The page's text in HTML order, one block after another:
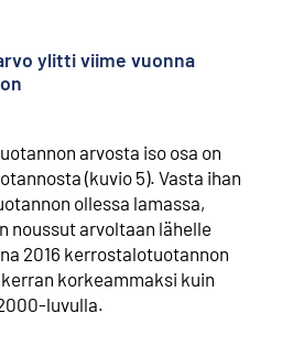
ylitti viime vuonna
arvosta iso osa on
(kuvio 5). Vasta ihan
ollessa lamassa,
noussut arvoltaan lähelle
2016 kerrostalo­tuotannon
korkeammaksi kuin
luvulla.